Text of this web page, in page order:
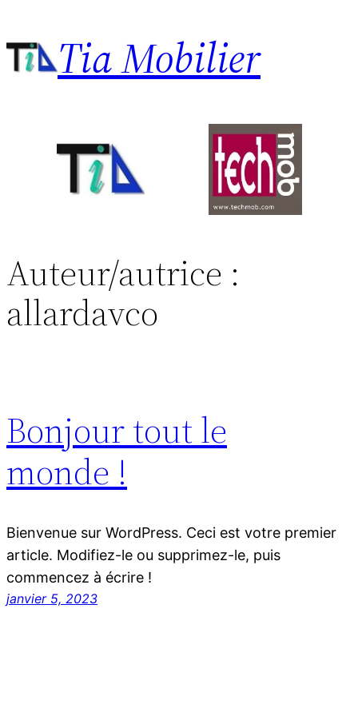
au
contenu Tia Mobilier
Auteur/autrice :
allardavco
Bonjour tout le
monde !
Bienvenue sur WordPress. Ceci est votre premier
article. Modifiez-le ou supprimez-le, puis
commencez à écrire !
janvier 5, 2023